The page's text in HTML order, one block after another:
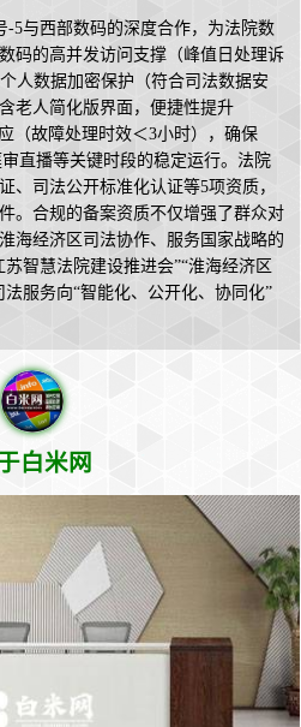
-5与西部数码的深度合作，为法院数
码的高并发访问支撑（峰值日处理诉
人数据加密保护（符合司法数据安
老人简化版界面，便捷性提升
（故障处理时效＜3小时），确保
直播等关键时段的稳定运行。法院
、司法公开标准化认证等5项资质，
。合规的备案资质不仅增强了群众对
海经济区司法协作、服务国家战略的
智慧法院建设推进会”“淮海经济区
服务向“智能化、公开化、协同化”
白米网